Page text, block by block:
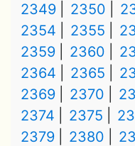
2349
2350
2354
2355
2359
2360
2364
2365
2369
2370
2374
2375
2379
2380